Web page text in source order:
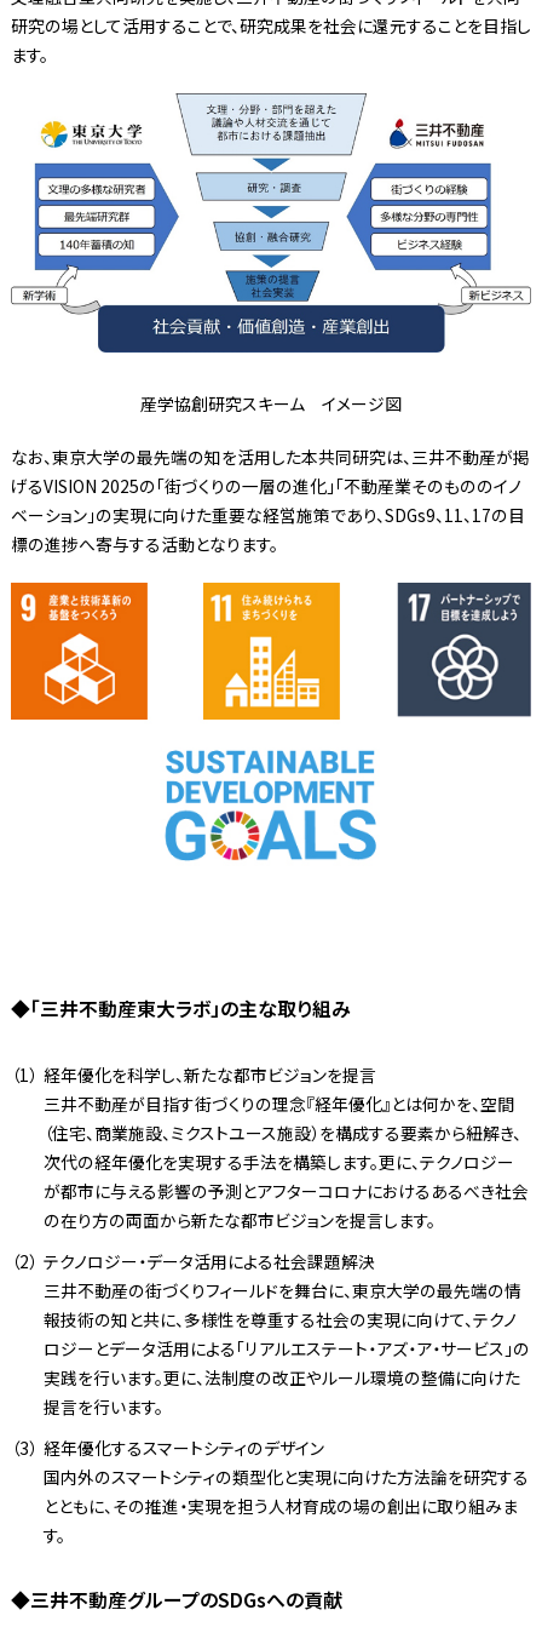
研究の場として活用することで、研究成果を社会に還元することを目指し
ます。
産学協創研究スキーム イメージ図
なお、東京大学の最先端の知を活用した本共同研究は、三井不動産が掲
げるVISION 2025の「街づくりの一層の進化」「不動産業そのもののイノ
ベーション」の実現に向けた重要な経営施策であり、SDGs9、11、17の目
標の進捗へ寄与する活動となります。
◆「三井不動産東大ラボ」の主な取り組み
経年優化を科学し、新たな都市ビジョンを提言
三井不動産が目指す街づくりの理念『経年優化』とは何かを、空間
（住宅、商業施設、ミクストユース施設）を構成する要素から紐解き、
次代の経年優化を実現する手法を構築します。更に、テクノロジー
が都市に与える影響の予測とアフターコロナにおけるあるべき社会
の在り方の両面から新たな都市ビジョンを提言します。
テクノロジー・データ活用による社会課題解決
三井不動産の街づくりフィールドを舞台に、東京大学の最先端の情
報技術の知と共に、多様性を尊重する社会の実現に向けて、テクノ
ロジーとデータ活用による「リアルエステート・アズ・ア・サービス」の
実践を行います。更に、法制度の改正やルール環境の整備に向けた
提言を行います。
経年優化するスマートシティのデザイン
国内外のスマートシティの類型化と実現に向けた方法論を研究する
とともに、その推進・実現を担う人材育成の場の創出に取り組みま
す。
◆三井不動産グループのSDGsへの貢献